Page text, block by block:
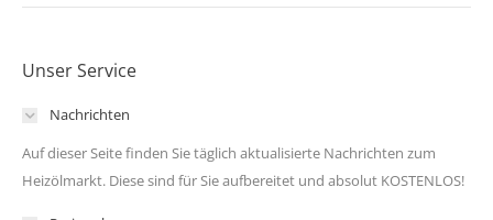
Unser Service
Nachrichten
Auf dieser Seite finden Sie täglich aktualisierte Nachrichten zum
Heizölmarkt. Diese sind für Sie aufbereitet und absolut KOSTENLOS!